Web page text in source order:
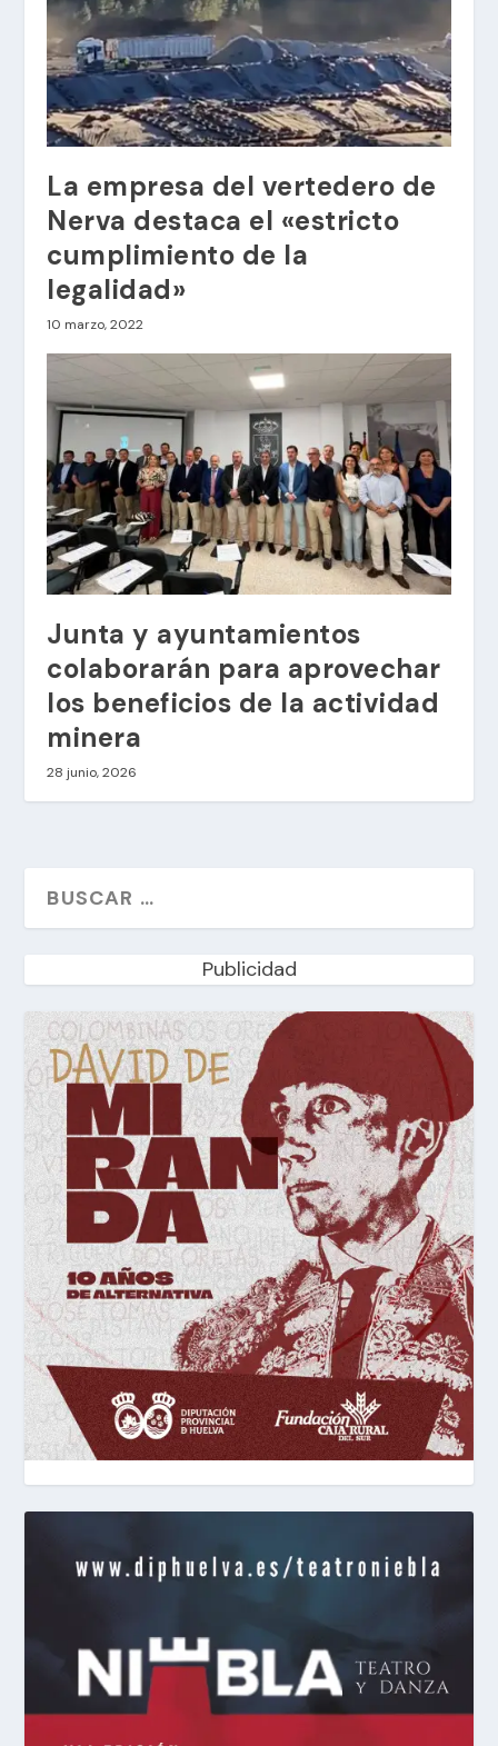
La empresa del vertedero de
Nerva destaca el «estricto
cumplimiento de la
legalidad»
10 marzo, 2022
Junta y ayuntamientos
colaborarán para aprovechar
los beneficios de la actividad
minera
28 junio, 2026
Publicidad